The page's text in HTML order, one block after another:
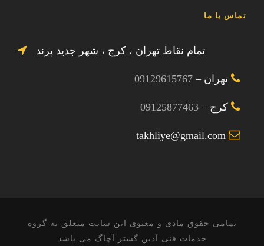
تماس با ما
تمام نقاط تهران ، کرج ، شهر جدید پرند
تهران – 09129615767
کرج – 09125877463
تمامی حقوق مادی و معنوی این سایت متعلق به گروه
خدمات فنی آذین گستر آچاگ می باشد